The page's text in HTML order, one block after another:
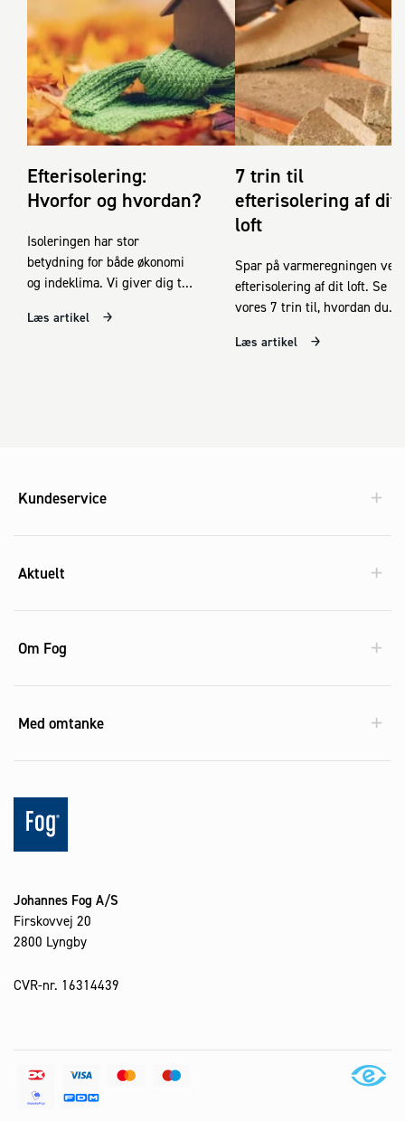
Efterisolering:
Hvorfor og hvordan?
Isoleringen har stor
betydning for både økonomi
og indeklima. Vi giver dig tre
efterisolere dit hjem.
Læs artikel
7 trin til
efterisolering af dit
loft
Spar på varmeregningen ved
efterisolering af dit loft. Se
vores 7 trin til, hvordan du
Læs artikel
Kundeservice
Aktuelt
Om Fog
Med omtanke
Johannes Fog A/S
Firskovvej 20
2800 Lyngby
CVR-nr. 16314439